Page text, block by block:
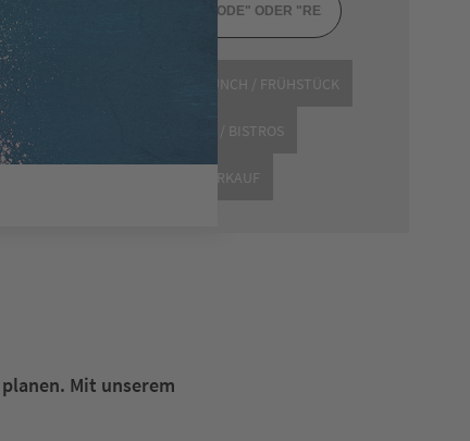
BRUNCH / FRÜHSTÜCK
BARS / BISTROS
WEINVERKAUF
Mit unserem